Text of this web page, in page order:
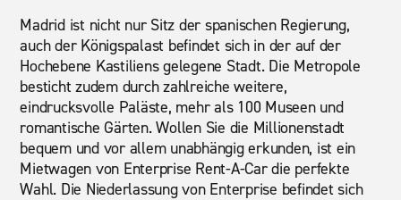
Madrid ist nicht nur Sitz der spanischen Regierung,
auch der Königspalast befindet sich in der auf der
Hochebene Kastiliens gelegene Stadt. Die Metropole
besticht zudem durch zahlreiche weitere,
eindrucksvolle Paläste, mehr als 100 Museen und
romantische Gärten. Wollen Sie die Millionenstadt
bequem und vor allem unabhängig erkunden, ist ein
Mietwagen von Enterprise Rent-A-Car die perfekte
Wahl. Die Niederlassung von Enterprise befindet sich